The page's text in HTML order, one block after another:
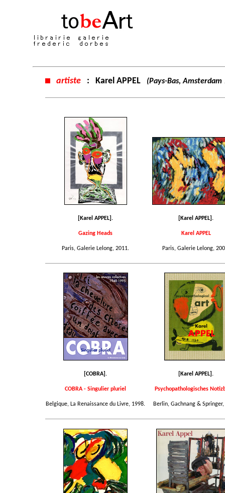
artiste : Karel APPEL (Pays-Bas, Amsterdam
[Karel APPEL].
Gazing Heads
Paris, Galerie Lelong, 2011.
[Karel APPEL].
Karel APPEL
Paris, Galerie Lelong,
[COBRA].
COBRA - Singulier pluriel
Belgique, La Renaissance du Livre, 1998.
[Karel APPEL].
Psychopathologisches
Berlin, Gachnang & Springer,